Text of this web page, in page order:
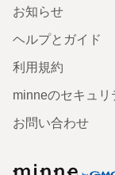
お知らせ
ヘルプとガイド
利用規約
minneのセキュリ
お問い合わせ